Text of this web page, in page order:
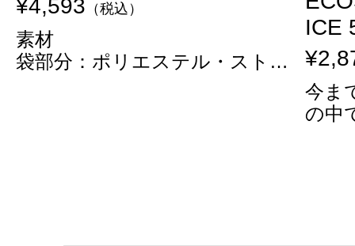
¥4,593 （税込）
素材
袋部分：ポリエステル・スト…
ICE
今ま
の中